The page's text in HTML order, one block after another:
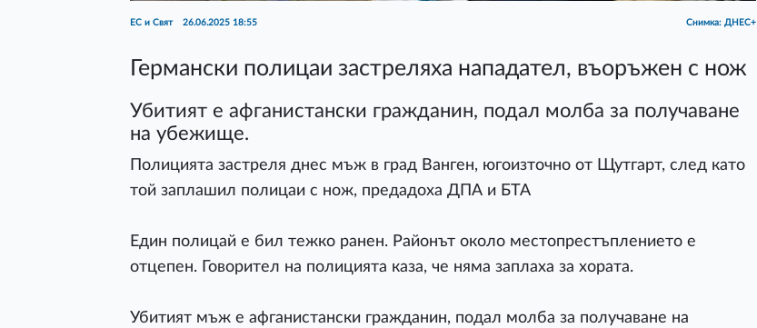
ЕС и Свят 26.06.2025 18:55 Снимка: ДНЕС+
Германски полицаи застреляха нападател, въоръжен с нож
Убитият е афганистански гражданин, подал молба за получаване
на убежище.
Полицията застреля днес мъж в град Ванген, югоизточно от Щутгарт, след като
той заплашил полицаи с нож, предадоха ДПА и БТА
Един полицай е бил тежко ранен. Районът около местопрестъплението е
отцепен. Говорител на полицията каза, че няма заплаха за хората.
Убитият мъж е афганистански гражданин, подал молба за получаване на